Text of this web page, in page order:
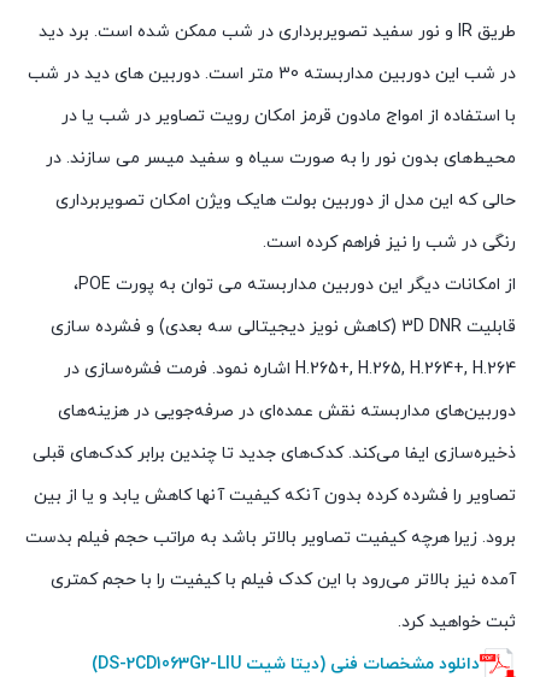
طریق IR و نور سفید تصویربرداری در شب ممکن شده است. برد دید
در شب این دوربین مداربسته 30 متر است. دوربین های دید در شب
با استفاده از امواج مادون قرمز امکان رویت تصاویر در شب یا در
محیط‌های بدون نور را به صورت سیاه و سفید میسر می سازند. در
حالی که این مدل از دوربین بولت هایک ویژن امکان تصویربرداری
رنگی در شب را نیز فراهم کرده است.
از امکانات دیگر این دوربین مداربسته می توان به پورت POE،
قابلیت 3D DNR (کاهش نویز دیجیتالی سه بعدی) و فشرده سازی
H.265+, H.265, H.264+, H.264 اشاره نمود. فرمت‌ فشره‌سازی در
دوربین‌های مداربسته نقش عمده‌ای در صرفه‌جویی در هزینه‌های
ذخیره‌سازی ایفا می‌کند. کدک‌های جدید تا چندین برابر کدک‌های قبلی
تصاویر را فشرده کرده بدون آنکه کیفیت آنها کاهش یابد و یا از بین
برود. زیرا هرچه کیفیت تصاویر بالاتر باشد به مراتب حجم فیلم بدست
آمده نیز بالاتر می‌رود با این کدک فیلم با کیفیت را با حجم کمتری
ثبت خواهید کرد.
دانلود مشخصات فنی (دیتا شیت DS-2CD1063G2-LIU)